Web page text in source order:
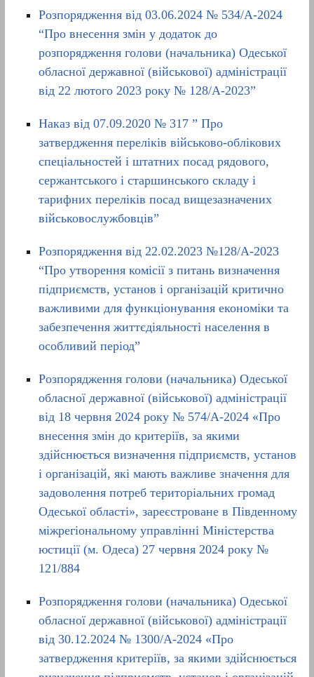
Розпорядження від 03.06.2024 № 534/А-2024
“Про внесення змін у додаток до
розпорядження голови (начальника) Одеської
обласної державної (військової) адміністрації
від 22 лютого 2023 року № 128/А-2023”
Наказ від 07.09.2020 № 317 ” Про
затвердження переліків військово-облікових
спеціальностей і штатних посад рядового,
сержантського і старшинського складу і
тарифних переліків посад вищезазначених
військовослужбовців”
Розпорядження від 22.02.2023 №128/A-2023
“Про утворення комісії з питань визначення
підприємств, установ і організацій критично
важливими для функціонування економіки та
забезпечення життєдіяльності населення в
особливий період”
Розпорядження голови (начальника) Одеської
обласної державної (військової) адміністрації
від 18 червня 2024 року № 574/А-2024 «Про
внесення змін до критеріїв, за якими
здійснюється визначення підприємств, установ
і організацій, які мають важливе значення для
задоволення потреб територіальних громад
Одеської області», зареєстроване в Південному
міжрегіональному управлінні Міністерства
юстиції (м. Одеса) 27 червня 2024 року №
121/884
Розпорядження голови (начальника) Одеської
обласної державної (військової) адміністрації
від 30.12.2024 № 1300/А-2024 «Про
затвердження критеріїв, за якими здійснюється